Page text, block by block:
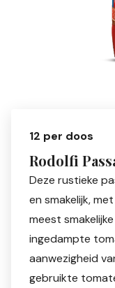
12 per doos
Rodolfi
Deze rustieke
en smakelijk,
meest
ingedampte
aanwezigheid
gebruikte